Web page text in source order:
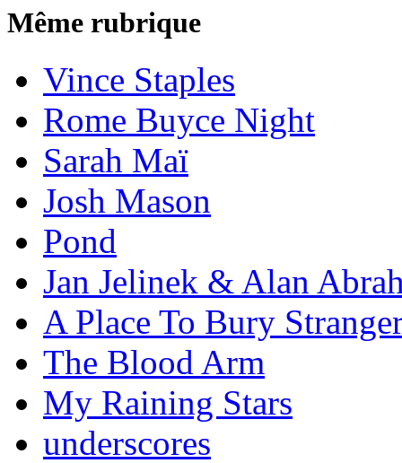
Même rubrique
Vince Staples
Rome Buyce Night
Sarah Maï
Josh Mason
Pond
Jan Jelinek & Alan
A Place To Bury
The Blood Arm
My Raining Stars
underscores